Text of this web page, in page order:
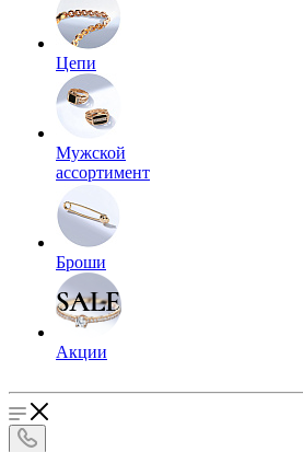
Цепи
Мужской
ассортимент
Броши
Акции